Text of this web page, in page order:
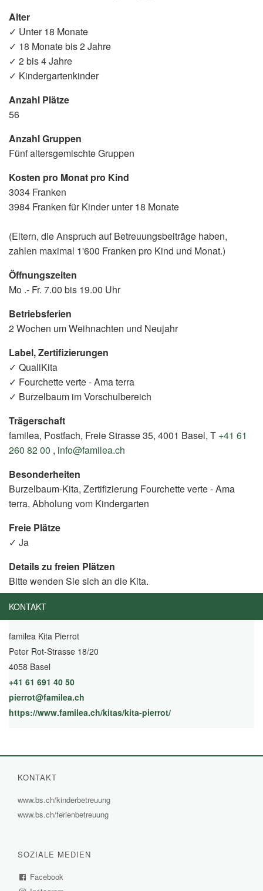
Alter
✓ Unter 18 Monate
✓ 18 Monate bis 2 Jahre
✓ 2 bis 4 Jahre
✓ Kindergartenkinder
Anzahl Plätze
56
Anzahl Gruppen
Fünf altersgemischte Gruppen
Kosten pro Monat pro Kind
3034 Franken
3984 Franken für Kinder unter 18 Monate
(Eltern, die Anspruch auf Betreuungsbeiträge haben,
zahlen maximal 1'600 Franken pro Kind und Monat.)
Öffnungszeiten
Mo .- Fr. 7.00 bis 19.00 Uhr
Betriebsferien
2 Wochen um Weihnachten und Neujahr
Label, Zertifizierungen
✓ QualiKita
✓ Fourchette verte - Ama terra
✓ Burzelbaum im Vorschulbereich
Trägerschaft
familea, Postfach, Freie Strasse 35, 4001 Basel, T +41 61
260 82 00 , info@familea.ch
Besonderheiten
Burzelbaum-Kita, Zertifizierung Fourchette verte - Ama
terra, Abholung vom Kindergarten
Freie Plätze
✓ Ja
Details zu freien Plätzen
Bitte wenden Sie sich an die Kita.
KONTAKT
familea Kita Pierrot
Peter Rot-Strasse 18/20
4058 Basel
+41 61 691 40 50
pierrot@familea.ch
https://www.familea.ch/kitas/kita-pierrot/
KONTAKT
www.bs.ch/kinderbetreuung
www.bs.ch/ferienbetreuung
SOZIALE MEDIEN
Facebook